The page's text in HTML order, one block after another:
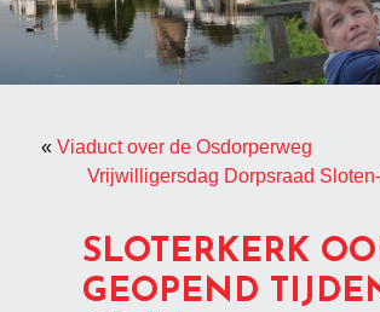
«Viaduct over de Osdorperweg
Vrijwilligersdag Dorpsraad
SLOTERKERK
GEOPEND